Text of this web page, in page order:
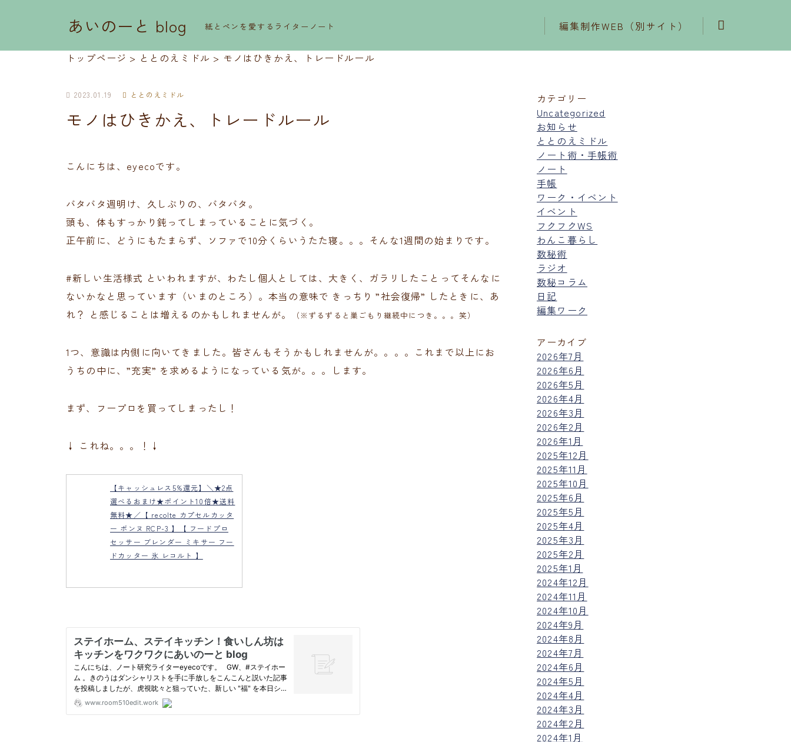
あいのーと blog 紙とペンを愛するライターノート 編集制作WEB（別サイト）
トップページ > ととのえミドル > モノはひきかえ、トレードルール
2023.01.19 ととのえミドル
モノはひきかえ、トレードルール
こんにちは、eyecoです。
バタバタ週明け、久しぶりの、バタバタ。
頭も、体もすっかり鈍ってしまっていることに気づく。
正午前に、どうにもたまらず、ソファで10分くらいうたた寝。。。そんな1週間の始まりです。
#新しい生活様式 といわれますが、わたし個人としては、大きく、ガラリしたことってそんなに
ないかなと思っています（いまのところ）。本当の意味で きっちり ”社会復帰” したときに、あ
れ？ と感じることは増えるのかもしれませんが。
（※ずるずると巣ごもり継続中につき。。。笑）
1つ、意識は内側に向いてきました。皆さんもそうかもしれませんが。。。。これまで以上にお
うちの中に、”充実” を求めるようになっている気が。。。します。
まず、フープロを買ってしまったし！
↓ これね。。。！↓
【キャッシュレス5%還元】＼★2点
選べるおまけ★ポイント10倍★送料
無料★／【 recolte カプセルカッタ
ー ボンヌ RCP-3 】【 フードプロ
セッサー ブレンダー ミキサー フー
ドカッター 氷 レコルト 】
カテゴリー
Uncategorized
お知らせ
ととのえミドル
ノート術・手帳術
ノート
手帳
ワーク・イベント
イベント
フクフクWS
わんこ暮らし
数秘術
ラジオ
数秘コラム
日記
編集ワーク
アーカイブ
2026年7月
2026年6月
2026年5月
2026年4月
2026年3月
2026年2月
2026年1月
2025年12月
2025年11月
2025年10月
2025年6月
2025年5月
2025年4月
2025年3月
2025年2月
2025年1月
2024年12月
2024年11月
2024年10月
2024年9月
2024年8月
2024年7月
2024年6月
2024年5月
2024年4月
2024年3月
2024年2月
2024年1月